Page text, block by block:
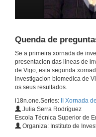
Quenda de
Se a primeira xornada de
presentacion das lineas de
de Vigo, esta segunda
investigacion biomedica de
os seus resultados.
i18n.one.Series:
II Xornada
Julia Serra Rodríguez
Escola Técnica Superior de
Organiza: Instituto de